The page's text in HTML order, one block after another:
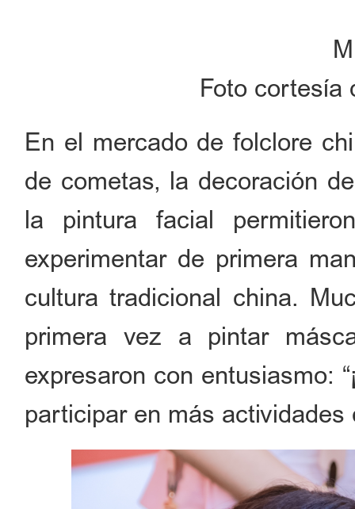
Foto cortesía
En el mercado de folclore
de cometas, la decoración
la pintura facial
experimentar de primera
cultura tradicional china.
primera vez a pintar
expresaron con entusiasmo:
participar en más actividades